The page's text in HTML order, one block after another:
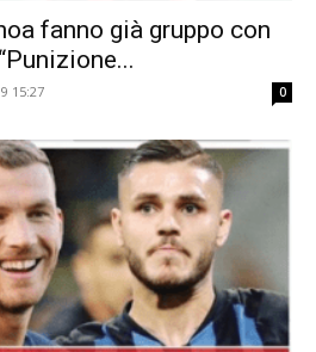
fanno già gruppo con
15:27 0